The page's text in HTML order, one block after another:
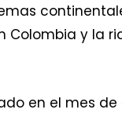
Colombia y la
en el mes de